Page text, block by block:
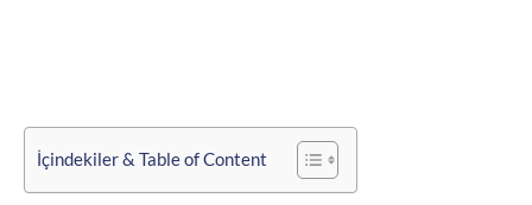
İçindekiler & Table of Content